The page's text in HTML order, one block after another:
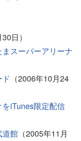
日）
スーパーアリーナ
（2006年10月24
iTunes限定配信
道館 （2005年11月